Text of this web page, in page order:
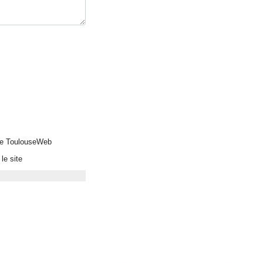
ToulouseWeb
le site